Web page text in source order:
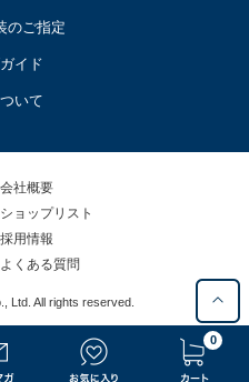
0
のご指定
イド
いて
会社概要
ショップリスト
採用情報
よくある質問
Ltd. All rights reserved.